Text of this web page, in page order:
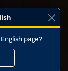
page?